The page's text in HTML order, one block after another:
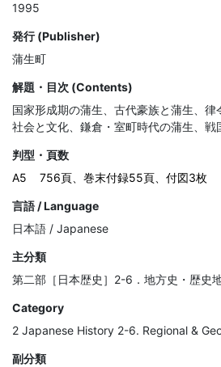
1995
発行 (Publisher)
蒲生町
解題・目次 (Contents)
国家形成期の蒲生、古代豪族と蒲生、
社会と文化、鎌倉・室町時代の蒲生、戦
判型・頁数
A5
756頁、巻末付録55頁、付図3枚
言語 / Language
日本語 / Japanese
主分類
第二部［日本歴史］2-6．地方史・歴史
Category
2 Japanese History 2-6. Regional &
副分類